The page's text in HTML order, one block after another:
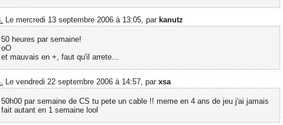
Le mercredi 13 septembre 2006 à 13:05, par kanutz
50 heures par semaine!
oO
et mauvais en +, faut qu'il arrete...
Le vendredi 22 septembre 2006 à 14:57, par xsa
50h00 par semaine de CS tu pete un cable !! meme en 4 ans de jeu j'ai jamais
fait autant en 1 semaine lool